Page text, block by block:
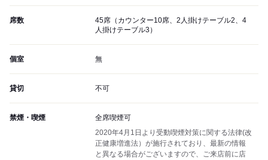
席数
45席（カウンター10席、2人掛けテーブル2、4
人掛けテーブル3）
個室 無
貸切 不可
禁煙・喫煙
全席喫煙可
2020年4月1日より受動喫煙対策に関する法律(改
正健康増進法）が施行されており、最新の情報
と異なる場合がございますので、ご来店前に店